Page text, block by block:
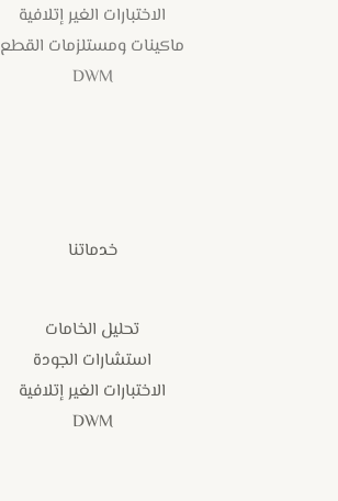
الاختبارات الغير إتلافية
ماكينات ومستلزمات القطع
DWM
خدماتنا
تحليل الخامات
استشارات الجودة
الاختبارات الغير إتلافية
DWM